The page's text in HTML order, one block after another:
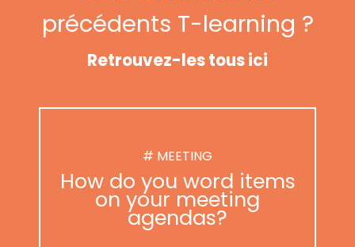
précédents T-learning ?
Retrouvez-les tous ici
# MEETING
How do you word items
on your meeting
agendas?